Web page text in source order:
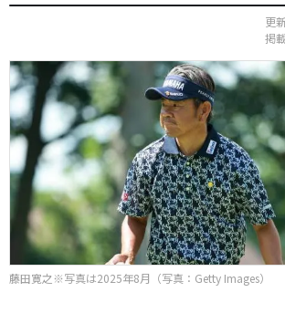
更
掲
藤田寛之※写真は2025年8月（写真：Getty Images）